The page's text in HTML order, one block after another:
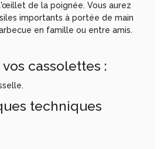
de la poignée. Vous aurez
importants à portée de main
en famille ou entre amis.
cassolettes :
techniques